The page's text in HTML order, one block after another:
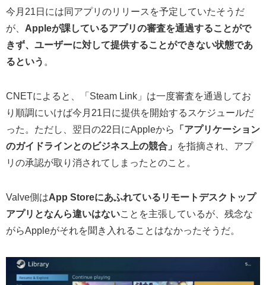
今月21日には同アプリのリリースを予定していたそうだ
が、 Appleが課しているアプリの審査を通過することがで
きず、ユーザーに対して提供することができない状態であ
るという 。
CNETによると、「Steam Link」は一度審査を通過してお
り順調にいけば今月21日に提供を開始するスケジュールだ
った。ただし、翌日の22日にAppleから
「アプリケーション
のガイドラインとのビジネス上の競合」
を指摘され、アプ
リの承認が取り消されてしまったとのこと。
Valve側はApp Storeにあふれているリモートデスクトップ
アプリとなんら違いはないことを主張しているが、残念な
がらAppleがそれを聞き入れることはなかったそうだ。